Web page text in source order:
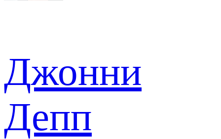
Джонни
Депп